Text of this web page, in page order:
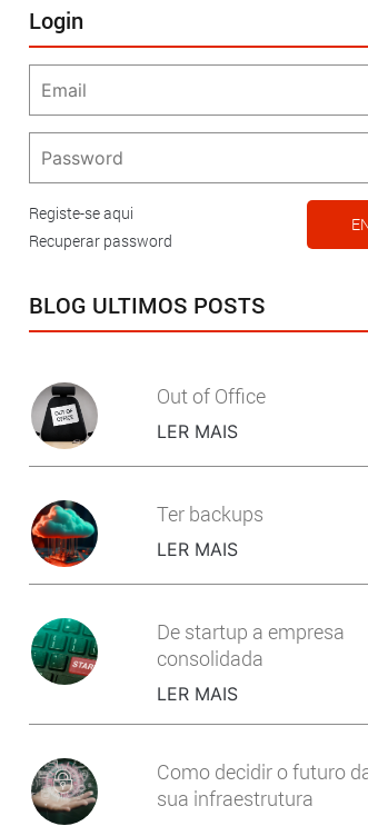
Login
Registe-se aqui
Recuperar password
BLOG ULTIMOS POSTS
Out of Office
LER MAIS
Ter backups
LER MAIS
De startup a empresa
consolidada
LER MAIS
Como decidir o futuro
sua infraestrutura